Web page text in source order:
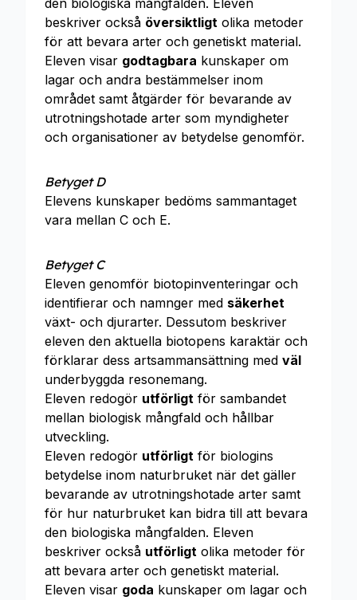
den biologiska mångfalden. Eleven
beskriver också översiktligt olika metoder
för att bevara arter och genetiskt material.
Eleven visar godtagbara kunskaper om
lagar och andra bestämmelser inom
området samt åtgärder för bevarande av
utrotningshotade arter som myndigheter
och organisationer av betydelse genomför.
Betyget D
Elevens kunskaper bedöms sammantaget
vara mellan C och E.
Betyget C
Eleven genomför biotopinventeringar och
identifierar och namnger med säkerhet
växt- och djurarter. Dessutom beskriver
eleven den aktuella biotopens karaktär och
förklarar dess artsammansättning med väl
underbyggda resonemang.
Eleven redogör utförligt för sambandet
mellan biologisk mångfald och hållbar
utveckling.
Eleven redogör utförligt för biologins
betydelse inom naturbruket när det gäller
bevarande av utrotningshotade arter samt
för hur naturbruket kan bidra till att bevara
den biologiska mångfalden. Eleven
beskriver också utförligt olika metoder för
att bevara arter och genetiskt material.
Eleven visar goda kunskaper om lagar och